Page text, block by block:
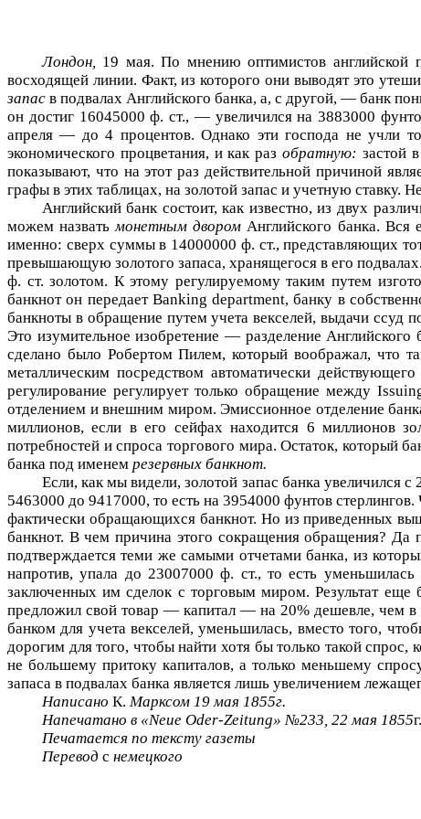
Лондон, 19 мая. По мнению оптимистов английской
восходящей линии. Факт, из которого они выводят это
запасв подвалах Английского банка, а, с другой, — банк
он достиг 16045000 ф. ст., — увеличился на 3883000
апреля — до 4 процентов. Однако эти господа не учли
экономического процветания, и как разобратную: застой
показывают, что на этот раз действительной причиной
графы в этих таблицах, на золотой запас и учетную
Английский банк состоит, как известно, из двух
можем назватьмонетным дворомАнглийского банка. Вся
именно: сверх суммы в 14000000 ф. ст., представляющих
превышающую золотого запаса, хранящегося в его
ф. ст. золотом. К этому регулируемому таким путем
банкнот он передает Banking department, банку в
банкноты в обращение путем учета векселей, выдачи ссуд
Это изумительное изобретение — разделение
сделано было Робертом Пилем, который воображал, что
металлическим посредством автоматически
регулирование регулирует только обращение между
отделением и внешним миром. Эмиссионное отделение
миллионов, если в его сейфах находится 6 миллионов
потребностей и спроса торгового мира. Остаток, который
банка под именем резервных банкнот.
Если, как мы видели, золотой запас банка увеличился
5463000 до 9417000, то есть на 3954000 фунтов
фактически обращающихся банкнот. Но из приведенных
банкнот. В чем причина этого сокращения обращения? Да
подтверждается теми же самыми отчетами банка, из
напротив, упала до 23007000 ф. ст., то есть
заключенных им сделок с торговым миром. Результат еще
предложил свой товар — капитал — на 20% дешевле, чем
банком для учета векселей, уменьшилась, вместо того,
дорогим для того, чтобы найти хотя бы только такой
не большему притоку капиталов, а только меньшему
запаса в подвалах банка является лишь увеличением
Написано К. Марксом 19 мая 1855г.
Напечатано в «Neue Oder-Zeitung» №233, 22 мая 1855г.
Печатается по тексту газеты
Перевод с немецкого